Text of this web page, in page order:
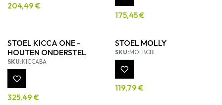
204,49 €
175,45€
STOEL KICCA ONE -
HOUTEN ONDERSTEL
SKU:KICCABA
325,49 €
STOEL MOLLY
SKU:MOLBCBL
119,79 €